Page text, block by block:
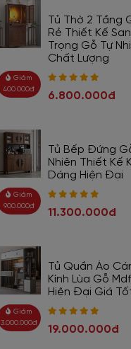
Giảm
400.000đ
Tủ Thờ 2 Tầng
Rẻ Thiết Kế
Trọng Gỗ Tự
Chất Lượng
6.800.000đ
Giảm
900.000đ
Tủ Bếp Đứng
Nhiên Thiết Kế
Dáng Hiện Đại
11.300.000đ
Giảm
3.000.000đ
Tủ Quần Áo
Kính Lùa Gỗ
Hiện Đại Giá
19.000.000đ